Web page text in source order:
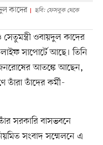
কাদের
ছবি: ফেসবুক থেকে
ওবায়দুল কাদের
সাপোর্টে আছে। তিনি
আতঙ্কে আছেন,
তাঁরা তাঁদের কর্মী-
সরকারি বাসভবনে
সংবাদ সম্মেলনে এ